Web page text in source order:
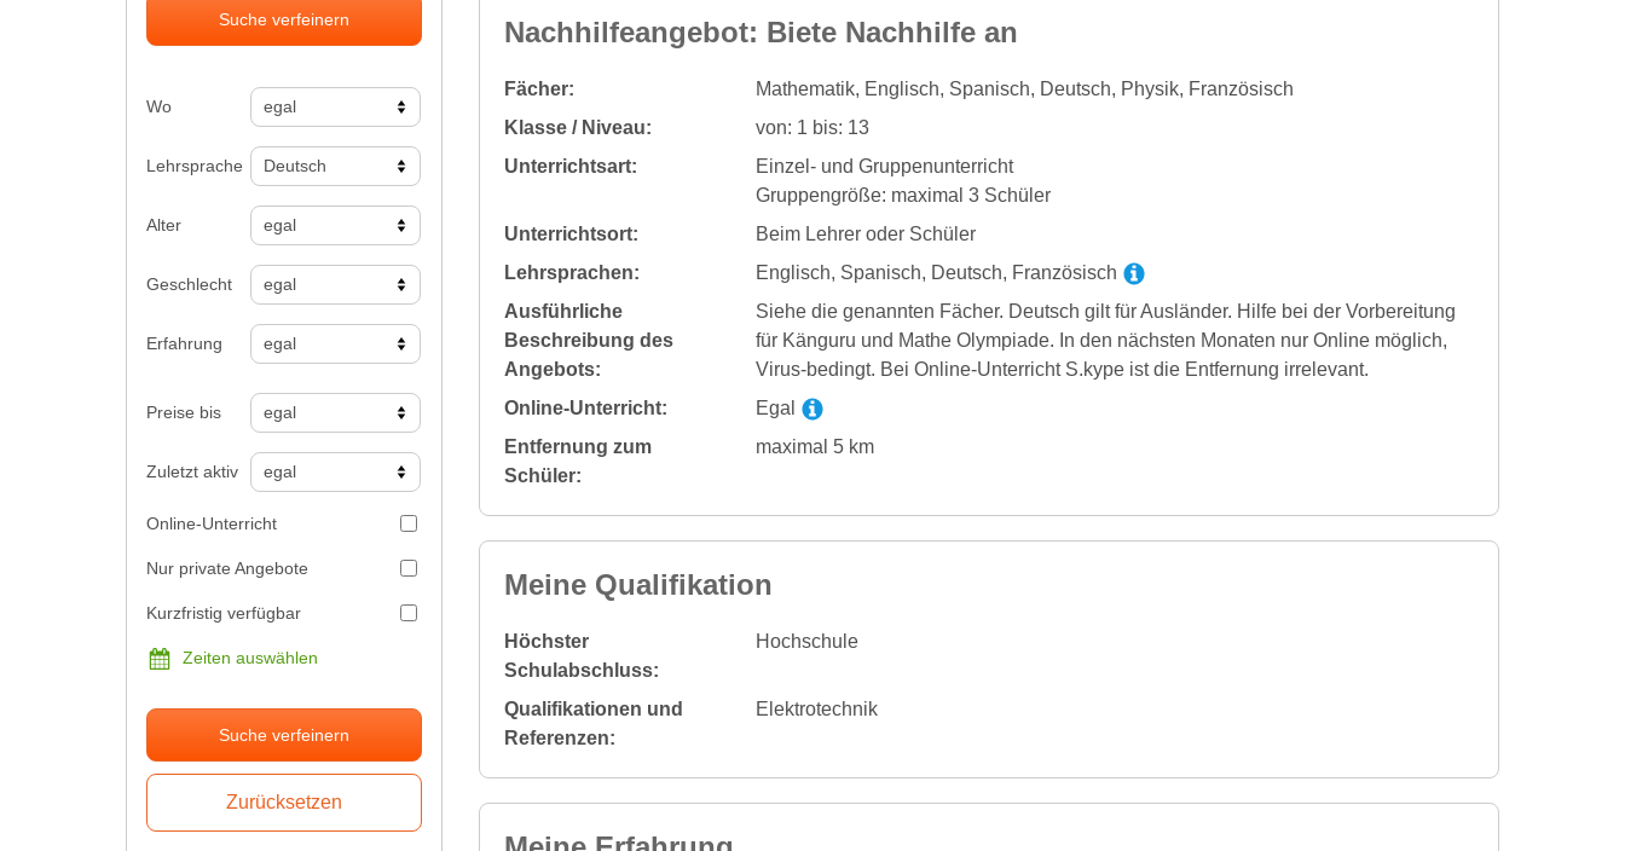
Suche verfeinern
Wo
Lehrsprache
Alter
Geschlecht
Erfahrung
Preise bis
Zuletzt aktiv
Online-Unterricht
Nur private Angebote
Kurzfristig verfügbar
Zeiten auswählen
Suche verfeinern
Nachhilfeangebot: Biete Nachhilfe an
Fächer:
Mathematik, Englisch, Spanisch, Deutsch, Physik, Französisch
Klasse / Niveau:
von: 1 bis: 13
Unterrichtsart:
Einzel- und Gruppenunterricht
Gruppengröße: maximal 3 Schüler
Unterrichtsort:
Beim Lehrer oder Schüler
Lehrsprachen:
Englisch, Spanisch, Deutsch, Französisch
Ausführliche
Beschreibung des
Angebots:
Siehe die genannten Fächer. Deutsch gilt für Ausländer. Hilfe bei der Vorbereitung
für Känguru und Mathe Olympiade. In den nächsten Monaten nur Online möglich,
Virus-bedingt. Bei Online-Unterricht S.kype ist die Entfernung irrelevant.
Online-Unterricht:
Egal
Entfernung zum
Schüler:
maximal 5 km
Meine Qualifikation
Höchster
Schulabschluss:
Hochschule
Qualifikationen und
Referenzen:
Elektrotechnik